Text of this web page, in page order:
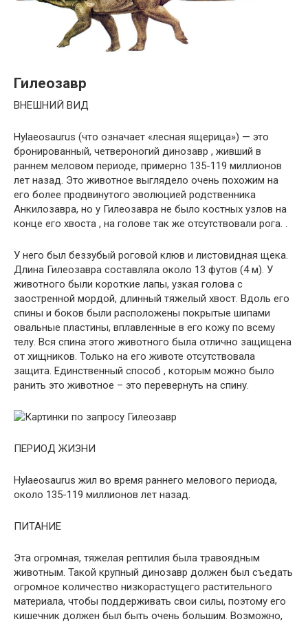
Гилеозавр
ВНЕШНИЙ ВИД
Hylaeosaurus (что означает «лесная ящерица») — это
бронированный, четвероногий динозавр , живший в
раннем меловом периоде, примерно 135-119 миллионов
лет назад. Это животное выглядело очень похожим на
его более продвинутого эволюцией родственника
Анкилозавра, но у Гилеозавра не было костных узлов на
конце его хвоста , на голове так же отсутствовали рога. .
У него был беззубый роговой клюв и листовидная щека.
Длина Гилеозавра составляла около 13 футов (4 м). У
животного были короткие лапы, узкая голова с
заостренной мордой, длинный тяжелый хвост. Вдоль его
спины и боков были расположены покрытые шипами
овальные пластины, вплавленные в его кожу по всему
телу. Вся спина этого животного была отлично защищена
от хищников. Только на его животе отсутствовала
защита. Единственный способ , которым можно было
ранить это животное – это перевернуть на спину.
ПЕРИОД ЖИЗНИ
Hylaeosaurus жил во время раннего мелового периода,
около 135-119 миллионов лет назад.
ПИТАНИЕ
Эта огромная, тяжелая рептилия была травоядным
животным. Такой крупный динозавр должен был съедать
огромное количество низкорастущего растительного
материала, чтобы поддерживать свои силы, поэтому его
кишечник должен был быть очень большим. Возможно,